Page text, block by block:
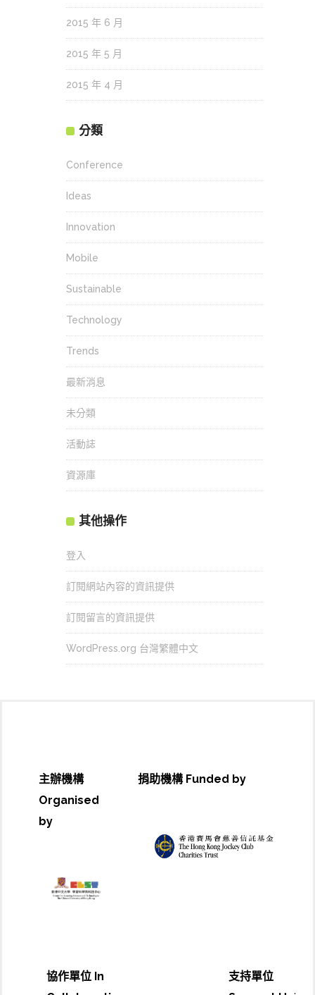
2015 年 6 月
2015 年 5 月
2015 年 4 月
分類
Conference
Ideas
Innovation
Mobile
Sustainable
Technology
Trends
最新消息
未分類
活動誌
資源庫
其他操作
登入
訂閱網站內容的資訊提供
訂閱留言的資訊提供
WordPress.org 台灣繁體中文
主辦機構
Organised
by
捐助機構 Funded by
協作單位 In
支持單位